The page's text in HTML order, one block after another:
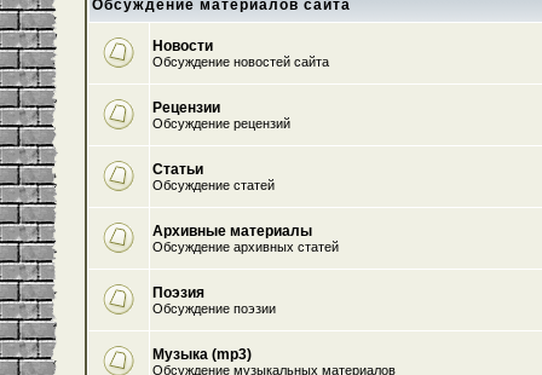
Обсуждение материалов сайта
Новости
Обсуждение новостей сайта
Рецензии
Обсуждение рецензий
Статьи
Обсуждение статей
Архивные материалы
Обсуждение архивных статей
Поэзия
Обсуждение поэзии
Музыка (mp3)
Обсуждение музыкальных материалов